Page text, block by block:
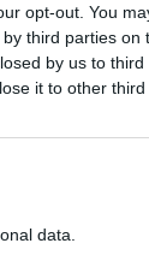
opt-out. You
third parties on
by us to
it to other third
data.
a voto